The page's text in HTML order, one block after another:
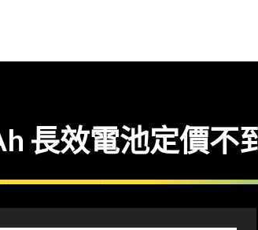
長效電池定價不